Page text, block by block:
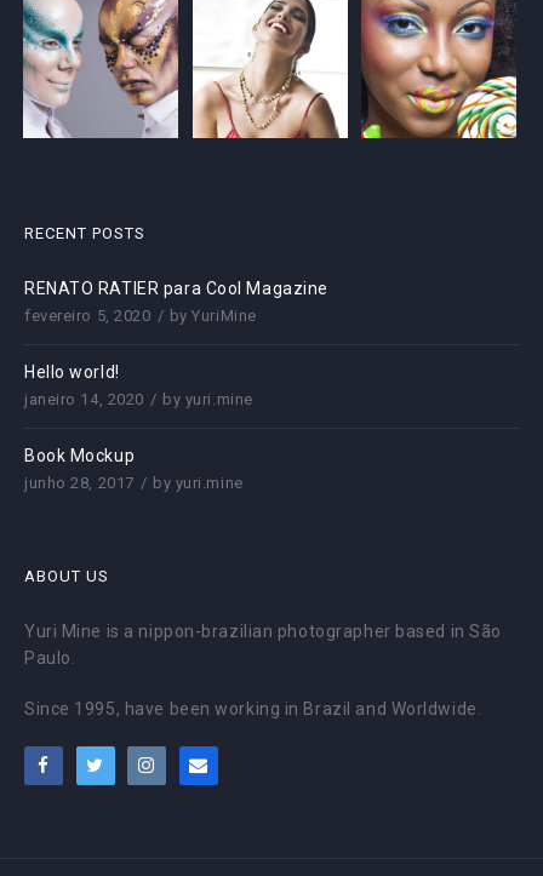
RECENT POSTS
RENATO RATIER para Cool Magazine
fevereiro 5, 2020 byYuriMine
Hello world!
janeiro 14, 2020 by yuri.mine
Book Mockup
junho 28, 2017 by yuri.mine
ABOUT US
Yuri Mine is a nippon-brazilian photographer based in São
Paulo.
Since 1995, have been working in Brazil and Worldwide.